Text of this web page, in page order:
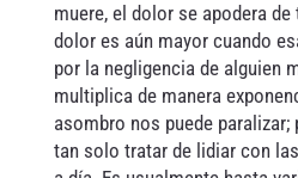
muere, el dolor se apodera
dolor es aún mayor cuando
por la negligencia de alguien
multiplica de manera
asombro nos puede paralizar;
tan solo tratar de lidiar con